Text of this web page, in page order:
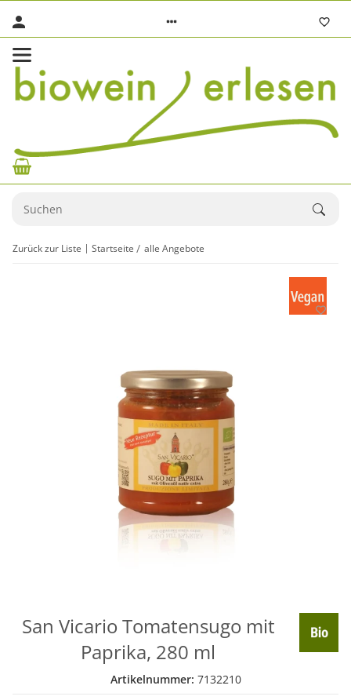
Zurück zur Liste Startseite alle Angebote
San Vicario Tomatensugo mit
Paprika, 280 ml
Artikelnummer: 7132210